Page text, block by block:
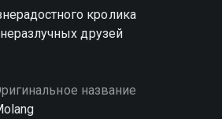
кролика
друзей
название